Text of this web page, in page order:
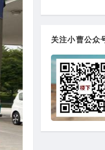
关注小曹公众